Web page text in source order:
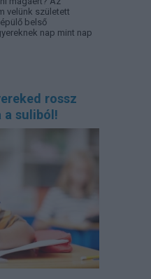
velünk született
belső
nap mint nap
rossz
a suliból!